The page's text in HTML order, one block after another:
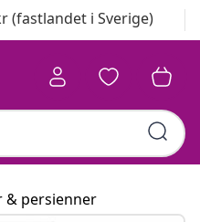
(fastlandet i Sverige)
& persienner